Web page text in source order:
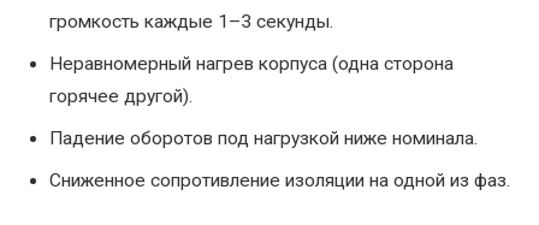
громкость каждые 1–3 секунды.
Неравномерный нагрев корпуса (одна сторона
горячее другой).
Падение оборотов под нагрузкой ниже номинала.
Сниженное сопротивление изоляции на одной из фаз.